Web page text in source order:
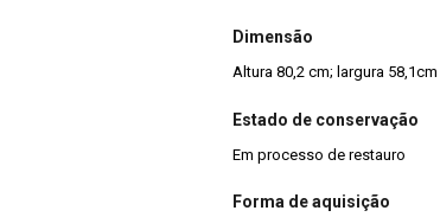
Dimensão
Altura 80,2 cm; largura
Estado de conservação
Em processo de restauro
Forma de aquisição